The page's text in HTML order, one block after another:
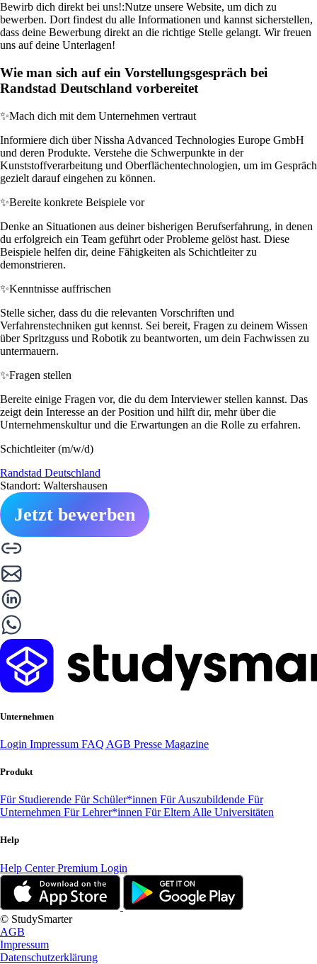
Bewirb dich direkt bei uns!:Nutze unsere Website, um dich zu
bewerben. Dort findest du alle Informationen und kannst sicherstellen,
dass deine Bewerbung direkt an die richtige Stelle gelangt. Wir freuen
uns auf deine Unterlagen!
Wie man sich auf ein Vorstellungsgespräch bei
Randstad Deutschland vorbereitet
✨Mach dich mit dem Unternehmen vertraut
Informiere dich über Nissha Advanced Technologies Europe GmbH
und deren Produkte. Verstehe die Schwerpunkte in der
Kunststoffverarbeitung und Oberflächentechnologien, um im Gespräch
gezielt darauf eingehen zu können.
✨Bereite konkrete Beispiele vor
Denke an Situationen aus deiner bisherigen Berufserfahrung, in denen
du erfolgreich ein Team geführt oder Probleme gelöst hast. Diese
Beispiele helfen dir, deine Fähigkeiten als Schichtleiter zu
demonstrieren.
✨Kenntnisse auffrischen
Stelle sicher, dass du die relevanten Vorschriften und
Verfahrenstechniken gut kennst. Sei bereit, Fragen zu deinem Wissen
über Spritzguss und Robotik zu beantworten, um dein Fachwissen zu
untermauern.
✨Fragen stellen
Bereite einige Fragen vor, die du dem Interviewer stellen kannst. Das
zeigt dein Interesse an der Position und hilft dir, mehr über die
Unternehmenskultur und die Erwartungen an die Rolle zu erfahren.
Schichtleiter (m/w/d)
Randstad Deutschland
Standort: Waltershausen
Jetzt bewerben
Unternehmen
Login Impressum FAQ AGB Presse Magazine
Produkt
Für Studierende Für Schüler*innen Für Auszubildende Für
Unternehmen Für Lehrer*innen Für Eltern Alle Universitäten
Help
Help CenterPremium Login
© StudySmarter
AGB
Impressum
Datenschutzerklärung